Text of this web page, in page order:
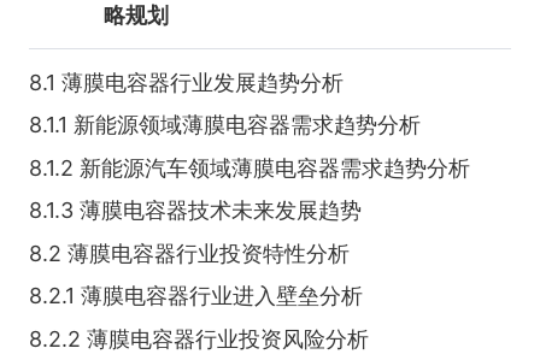
略规划
8.1 薄膜电容器行业发展趋势分析
8.1.1 新能源领域薄膜电容器需求趋势分析
8.1.2 新能源汽车领域薄膜电容器需求趋势分析
8.1.3 薄膜电容器技术未来发展趋势
8.2 薄膜电容器行业投资特性分析
8.2.1 薄膜电容器行业进入壁垒分析
8.2.2 薄膜电容器行业投资风险分析